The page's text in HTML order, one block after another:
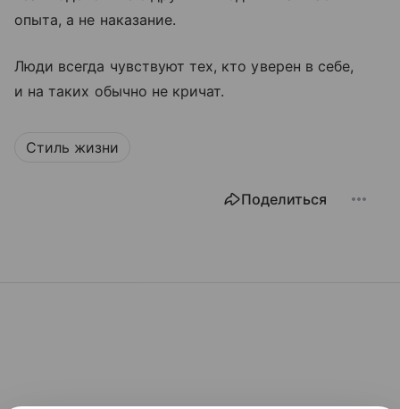
опыта, а не наказание.
Люди всегда чувствуют тех, кто уверен в себе,
и на таких обычно не кричат.
Стиль жизни
Поделиться